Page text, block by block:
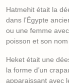
Hatmehit était la
dans l’Égypte
ou une femme
poisson et son nom
Heket était une
la forme d’un
apparaissant avec